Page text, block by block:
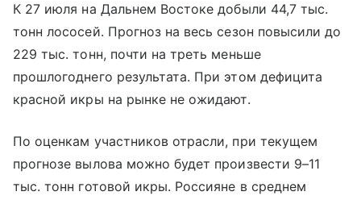
К 27 июля на Дальнем Востоке добыли 44,7 тыс.
тонн лососей. Прогноз на весь сезон повысили до
229 тыс. тонн, почти на треть меньше
прошлогоднего результата. При этом дефицита
красной икры на рынке не ожидают.
По оценкам участников отрасли, при текущем
прогнозе вылова можно будет произвести 9–11
тыс. тонн готовой икры. Россияне в среднем